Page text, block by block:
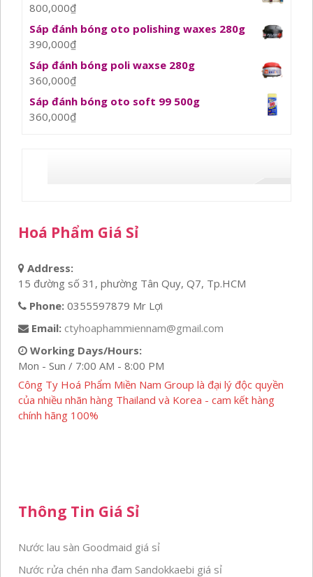
800,000₫
Sáp đánh bóng oto polishing waxes 280g
390,000₫
Sáp đánh bóng poli waxse 280g
360,000₫
Sáp đánh bóng oto soft 99 500g
360,000₫
Hoá Phẩm Giá Sỉ
Address:
15 đường số 31, phường Tân Quy, Q7, Tp.HCM
Phone: 0355597879 Mr Lợi
Email: ctyhoaphammiennam@gmail.com
Working Days/Hours:
Mon - Sun / 7:00 AM - 8:00 PM
Công Ty Hoá Phẩm Miền Nam Group là đại lý độc quyền
của nhiều nhãn hàng Thailand và Korea - cam kết hàng
chính hãng 100%
Thông Tin Giá Sỉ
Nước lau sàn Goodmaid giá sỉ
Nước rửa chén nha đam Sandokkaebi giá sỉ